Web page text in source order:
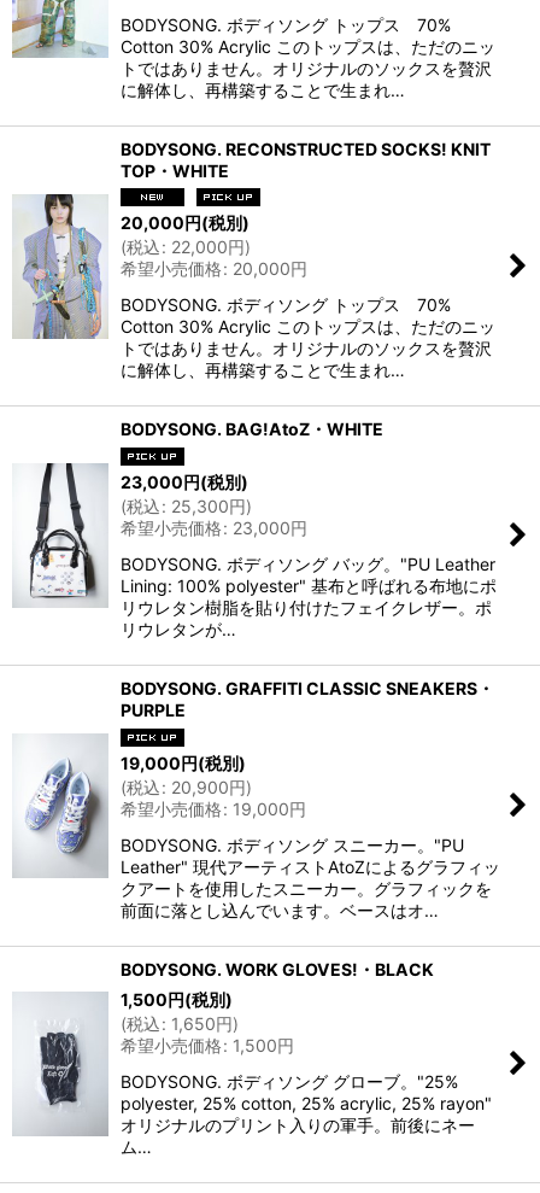
BODYSONG. ボディソング トップス 70%
Cotton 30% Acrylic このトップスは、ただのニッ
トではありません。オリジナルのソックスを贅沢
に解体し、再構築することで生まれ…
BODYSONG. RECONSTRUCTED SOCKS! KNIT
TOP・WHITE
20,000円(税別)
(税込: 22,000円)
希望小売価格: 20,000円
BODYSONG. ボディソング トップス 70%
Cotton 30% Acrylic このトップスは、ただのニッ
トではありません。オリジナルのソックスを贅沢
に解体し、再構築することで生まれ…
BODYSONG. BAG!AtoZ・WHITE
23,000円(税別)
(税込: 25,300円)
希望小売価格: 23,000円
BODYSONG. ボディソング バッグ。"PU Leather
Lining: 100% polyester" 基布と呼ばれる布地にポ
リウレタン樹脂を貼り付けたフェイクレザー。ポ
リウレタンが…
BODYSONG. GRAFFITI CLASSIC SNEAKERS・
PURPLE
19,000円(税別)
(税込: 20,900円)
希望小売価格: 19,000円
BODYSONG. ボディソング スニーカー。"PU
Leather" 現代アーティストAtoZによるグラフィッ
クアートを使用したスニーカー。グラフィックを
前面に落とし込んでいます。ベースはオ…
BODYSONG. WORK GLOVES!・BLACK
1,500円(税別)
(税込: 1,650円)
希望小売価格: 1,500円
BODYSONG. ボディソング グローブ。"25%
polyester, 25% cotton, 25% acrylic, 25% rayon"
オリジナルのプリント入りの軍手。前後にネー
ム…